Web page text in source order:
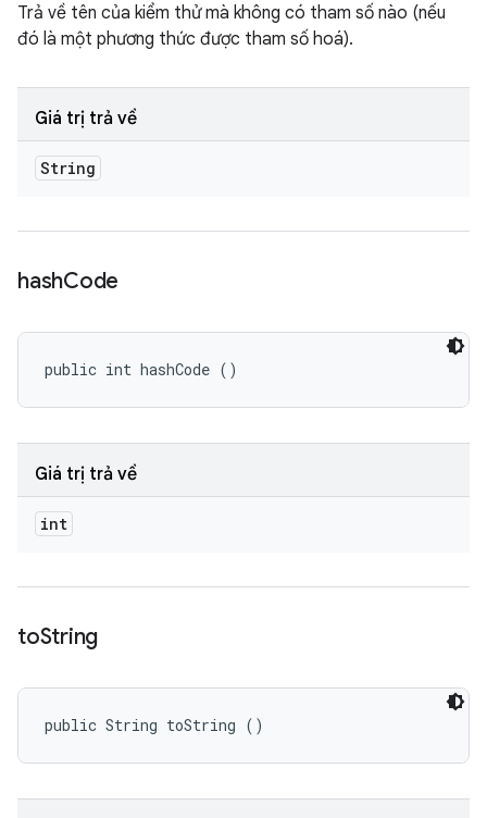
Trả về tên của kiểm thử mà không có tham số nào (nếu
đó là một phương thức được tham số hoá).
Giá trị trả về
String
hashCode
public int hashCode ()
Giá trị trả về
int
toString
public String toString ()